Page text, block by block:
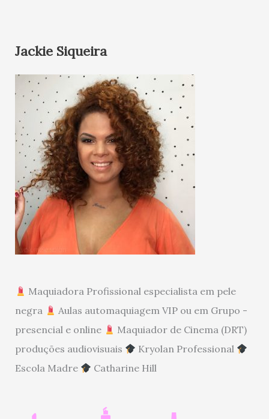
Jackie Siqueira
Maquiadora Profissional especialista em pele
negra
Aulas automaquiagem VIP ou em Grupo -
presencial e online
Maquiador de Cinema (DRT)
produções audiovisuais
Kryolan Professional
Escola Madre
Catharine Hill